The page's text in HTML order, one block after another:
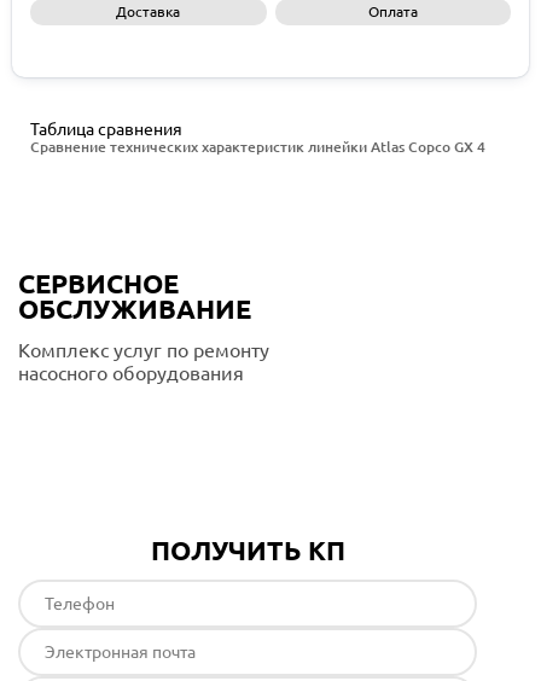
Доставка Оплата
Сравнение технических характеристик линейки Atlas Copco GX 4
Таблица сравнения
СЕРВИСНОЕ
ОБСЛУЖИВАНИЕ
Комплекс услуг по ремонту
насосного оборудования
ПОЛУЧИТЬ КП